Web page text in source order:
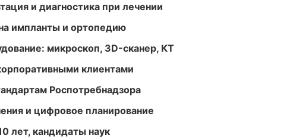
и диагностика при лечении
импланты и ортопедию
микроскоп, 3D-сканер, КТ
клиентами
Роспотребнадзора
и цифровое планирование
лет, кандидаты наук